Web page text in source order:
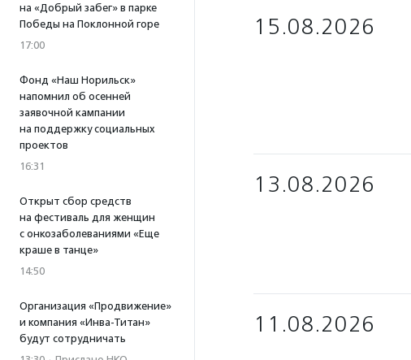
на «Добрый забег» в парке
Победы на Поклонной горе
17:00
Фонд «Наш Норильск»
напомнил об осенней
заявочной кампании
на поддержку социальных
проектов
16:31
Открыт сбор средств
на фестиваль для женщин
с онкозаболеваниями «Еще
краше в танце»
14:50
Организация «Продвижение»
и компания «Инва-Титан»
будут сотрудничать
15.08.2026
13.08.2026
11.08.2026